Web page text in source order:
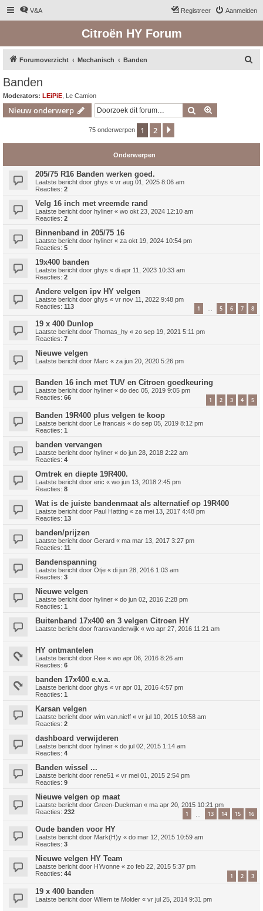
V&A Aanmelden
Registreer
Citroën HY Forum
Forumoverzicht Mechanisch Banden
Banden
Moderators: LEiPiE Le Camion
Nieuw onderwerp Zoek
75 onderwerpen 1 2
Onderwerpen
205/75 R16 Banden werken goed.
Laatste bericht door ghys « vr aug 01, 2025 8:06 am
Reacties: 2
Velg 16 inch met vreemde rand
Laatste bericht door hyliner « wo okt 23, 2024 12:10 am
Reacties: 2
Binnenband in 205/75 16
Laatste bericht door hyliner « za okt 19, 2024 10:54 pm
Reacties: 5
19x400 banden
Laatste bericht door ghys « di apr 11, 2023 10:33 am
Reacties: 2
Andere velgen ipv HY velgen
Laatste bericht door ghys « vr nov 11, 2022 9:48 pm
Reacties: 113 1 5 6 7 8
19 x 400 Dunlop
Laatste bericht door Thomas_hy « zo sep 19, 2021 5:11 pm
Reacties: 7
Nieuwe velgen
Laatste bericht door Marc « za jun 20, 2020 5:26 pm
Banden 16 inch met TUV en Citroen goedkeuring
Laatste bericht door hyliner « do dec 05, 2019 9:05 pm
Reacties: 66 1 2 3 4 5
Banden 19R400 plus velgen te koop
Laatste bericht door Le francais « do sep 05, 2019 8:12 pm
Reacties: 1
banden vervangen
Laatste bericht door hyliner « do jun 28, 2018 2:22 am
Reacties: 4
Omtrek en diepte 19R400.
Laatste bericht door eric « wo jun 13, 2018 2:45 pm
Reacties: 8
Wat is de juiste bandenmaat als alternatief op 19R400
Laatste bericht door Paul Hatting « za mei 13, 2017 4:48 pm
Reacties: 13
banden/prijzen
Laatste bericht door Gerard « ma mar 13, 2017 3:27 pm
Reacties: 11
Bandenspanning
Laatste bericht door Otje « di jun 28, 2016 1:03 am
Reacties: 3
Nieuwe velgen
Laatste bericht door hyliner « do jun 02, 2016 2:28 pm
Reacties: 1
Buitenband 17x400 en 3 velgen Citroen HY
Laatste bericht door fransvanderwijk « wo apr 27, 2016 11:21 am
HY ontmantelen
Laatste bericht door Ree « wo apr 06, 2016 8:26 am
Reacties: 6
banden 17x400 e.v.a.
Laatste bericht door ghys « vr apr 01, 2016 4:57 pm
Reacties: 1
Karsan velgen
Laatste bericht door wim.van.nieff « vr jul 10, 2015 10:58 am
Reacties: 2
dashboard verwijderen
Laatste bericht door hyliner « do jul 02, 2015 1:14 am
Reacties: 4
Banden wissel ...
Laatste bericht door rene51 « vr mei 01, 2015 2:54 pm
Reacties: 9
Nieuwe velgen op maat
Laatste bericht door Green-Duckman « ma apr 20, 2015 10:21 pm
Reacties: 232 1 13 14 15 16
Oude banden voor HY
Laatste bericht door Mark(H)y « do mar 12, 2015 10:59 am
Reacties: 3
Nieuwe velgen HY Team
Laatste bericht door HYvonne « zo feb 22, 2015 5:37 pm
Reacties: 44 1 2 3
19 x 400 banden
Laatste bericht door Willem te Molder « vr jul 25, 2014 9:31 pm